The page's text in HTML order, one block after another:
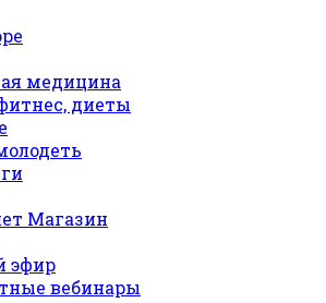
медицина
диеты
Магазин
эфир
вебинары